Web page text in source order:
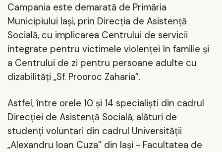
Campania este demarată de Primăria
Municipiului Iaşi, prin Direcţia de Asistenţă
Socială, cu implicarea Centrului de servicii
integrate pentru victimele violenţei în familie şi
a Centrului de zi pentru persoane adulte cu
dizabilităţi „Sf. Prooroc Zaharia”.
Astfel, între orele 10 şi 14 specialişti din cadrul
Direcţiei de Asistenţă Socială, alături de
studenţi voluntari din cadrul Universităţii
„Alexandru Ioan Cuza” din Iaşi - Facultatea de